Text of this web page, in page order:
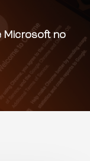
Microsoft no